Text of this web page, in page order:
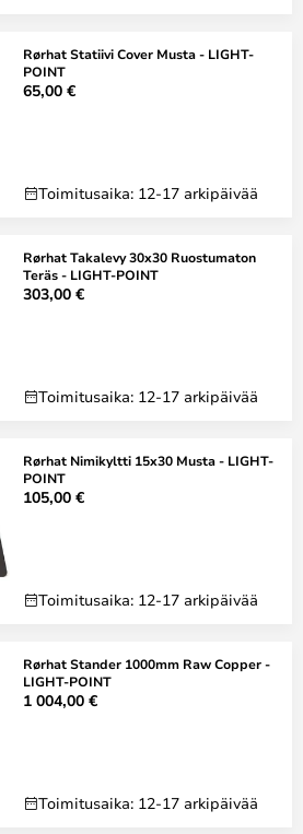
Rørhat Statiivi Cover Musta - LIGHT-
POINT
65,00 €
Toimitusaika: 12-17 arkipäivää
Rørhat Takalevy 30x30 Ruostumaton
Teräs - LIGHT-POINT
303,00 €
Toimitusaika: 12-17 arkipäivää
Rørhat Nimikyltti 15x30 Musta - LIGHT-
POINT
105,00 €
Toimitusaika: 12-17 arkipäivää
Rørhat Stander 1000mm Raw Copper -
LIGHT-POINT
1 004,00 €
Toimitusaika: 12-17 arkipäivää